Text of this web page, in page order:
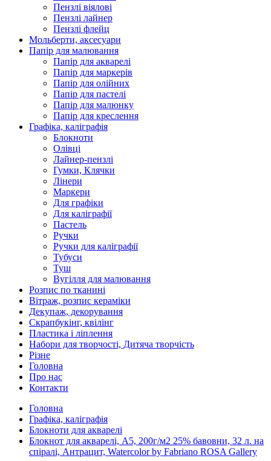
Пензлі віялові
Пензлі лайнер
Пензлі флейц
Мольберти, аксесуари
Папір для малювання
Папір для акварелі
Папір для маркерів
Папір для олійних
Папір для пастелі
Папір для малюнку
Папір для креслення
Графіка, каліграфія
Блокноти
Олівці
Лайнер-пензлі
Гумки, Клячки
Лінери
Маркери
Для графіки
Для каліграфії
Пастель
Ручки
Ручки для каліграфії
Тубуси
Туш
Вугілля для малювання
Розпис по тканині
Вітраж, розпис кераміки
Декупаж, декорування
Скрапбукінг, квілінг
Пластика і ліплення
Набори для творчості, Дитяча творчість
Різне
Головна
Про нас
Контакти
Головна
Графіка, каліграфія
Блокноти для акварелі
Блокнот для акварелі, А5, 200г/м2 25% бавовни, 32 л. на
спіралі, Антрацит, Watercolor by Fabriano ROSA Gallery